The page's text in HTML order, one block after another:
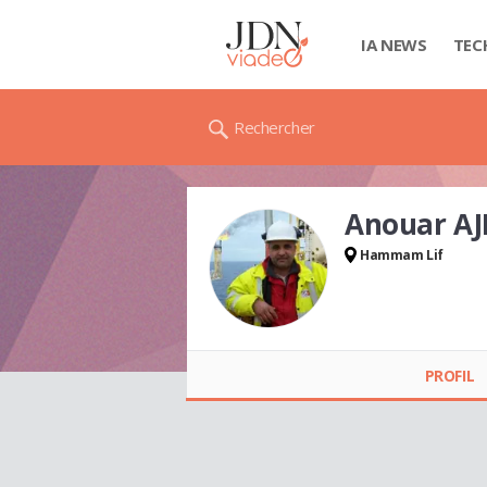
IA NEWS
Rechercher
Anouar
Hammam Lif
PROFIL